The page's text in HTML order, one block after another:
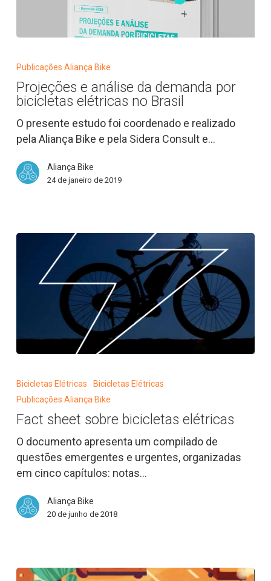
análise
da
demanda
por
bicicletas
no
Brasil
Publicações Aliança Bike
Projeções e análise da demanda por
bicicletas elétricas no Brasil
O presente estudo foi coordenado e realizado
pela Aliança Bike e pela Sidera Consult e…
Aliança Bike
24 de janeiro de 2019
sheet
sobre
bicicletas
elétricas
Bicicletas Elétricas
Bicicletas Elétricas
Publicações Aliança Bike
Fact sheet sobre bicicletas elétricas
O documento apresenta um compilado de
questões emergentes e urgentes, organizadas
em cinco capítulos: notas…
Aliança Bike
20 de junho de 2018